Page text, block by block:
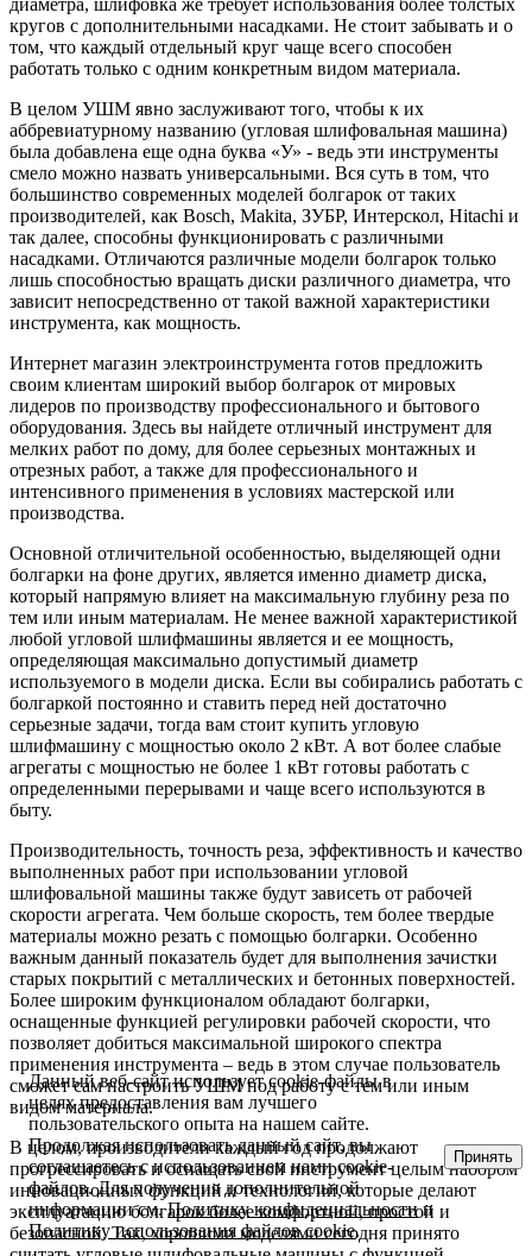
кругов с дополнительными насадками. Не стоит забывать и о
том, что каждый отдельный круг чаще всего способен
работать только с одним конкретным видом материала.
В целом УШМ явно заслуживают того, чтобы к их
аббревиатурному названию (угловая шлифовальная машина)
была добавлена еще одна буква «У» - ведь эти инструменты
смело можно назвать универсальными. Вся суть в том, что
большинство современных моделей болгарок от таких
производителей, как Bosch, Makita, ЗУБР, Интерскол, Hitachi и
так далее, способны функционировать с различными
насадками. Отличаются различные модели болгарок только
лишь способностью вращать диски различного диаметра, что
зависит непосредственно от такой важной характеристики
инструмента, как мощность.
Интернет магазин электроинструмента готов предложить
своим клиентам широкий выбор болгарок от мировых
лидеров по производству профессионального и бытового
оборудования. Здесь вы найдете отличный инструмент для
мелких работ по дому, для более серьезных монтажных и
отрезных работ, а также для профессионального и
интенсивного применения в условиях мастерской или
производства.
Основной отличительной особенностью, выделяющей одни
болгарки на фоне других, является именно диаметр диска,
который напрямую влияет на максимальную глубину реза по
тем или иным материалам. Не менее важной характеристикой
любой угловой шлифмашины является и ее мощность,
определяющая максимально допустимый диаметр
используемого в модели диска. Если вы собирались работать с
болгаркой постоянно и ставить перед ней достаточно
серьезные задачи, тогда вам стоит купить угловую
шлифмашину с мощностью около 2 кВт. А вот более слабые
агрегаты с мощностью не более 1 кВт готовы работать с
определенными перерывами и чаще всего используются в
быту.
Производительность, точность реза, эффективность и качество
выполненных работ при использовании угловой
шлифовальной машины также будут зависеть от рабочей
скорости агрегата. Чем больше скорость, тем более твердые
материалы можно резать с помощью болгарки. Особенно
важным данный показатель будет для выполнения зачистки
старых покрытий с металлических и бетонных поверхностей.
Более широким функционалом обладают болгарки,
оснащенные функцией регулировки рабочей скорости, что
позволяет добиться максимальной широкого спектра
применения инструмента – ведь в этом случае пользователь
сможет сам настроить УШМ под работу с тем или иным
видом материала.
В целом, производители каждый год продолжают
прогрессировать и оснащать свой инструмент целым набором
инновационных функций и технологий, которые делают
эксплуатацию болгарок более комфортной, простой и
безопасной. Так, хорошими моделями сегодня принято
Данный веб-сайт использует cookie-файлы в
целях предоставления вам лучшего
пользовательского опыта на нашем сайте.
Продолжая использовать данный сайт, вы
соглашаетесь с использованием нами cookie-
файлов. Для получения дополнительной
информации см.Политику конфидециальностии
Политику использования файлов cookie.
Принять